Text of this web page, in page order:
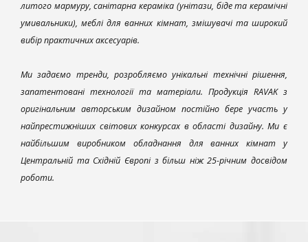
литого мармуру, санітарна кераміка (унітази, біде та керамічні
умивальники), меблі для ванних кімнат, змішувачі та широкий
вибір практичних аксесуарів.
Ми задаємо тренди, розробляємо унікальні технічні рішення,
запатентовані технології та матеріали. Продукція RAVAK з
оригінальним авторським дизайном постійно бере участь у
найпрестижніших світових конкурсах в області дизайну. Ми є
найбільшим виробником обладнання для ванних кімнат у
Центральній та Східній Європі з більш ніж 25-річним досвідом
роботи.